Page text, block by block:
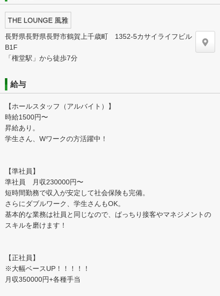
THE LOUNGE 風雅
長野県長野県長野市鶴賀上千歳町 1352-5カサイライフビル
B1F
「権堂駅」から徒歩7分
給与
【ホールスタッフ（アルバイト）】
時給1500円〜
昇給あり。
学生さん、Wワークの方活躍中！
【準社員】
準社員 月収230000円〜
短時間勤務で収入が安定して社会保険も完備。
さらにダブルワーク、学生さんもOK。
基本的な業務は社員と同じなので、ばっちり接客やマネジメントの
スキルを磨けます！
【正社員】
※大幅ベースUP！！！！！
月収350000円+各種手当